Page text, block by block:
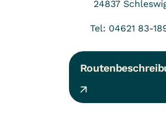
24837
Tel: 04621 83-